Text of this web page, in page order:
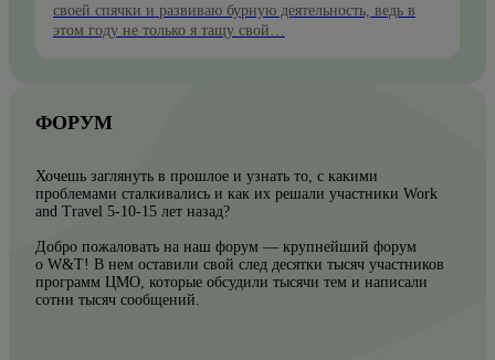
своей спячки и развиваю бурную деятельность, ведь в
этом году не только я тащу свой…
ФОРУМ
Хочешь заглянуть в прошлое и узнать то, с какими
проблемами сталкивались и как их решали участники Work
and Travel 5-10-15 лет назад?
Добро пожаловать на наш форум — крупнейший форум
о W&T! В нем оставили свой след десятки тысяч участников
программ ЦМО, которые обсудили тысячи тем и написали
сотни тысяч сообщений.